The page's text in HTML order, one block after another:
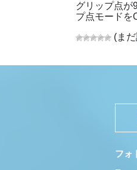
グリップ点が
プ点モードを
(まだ
フォ